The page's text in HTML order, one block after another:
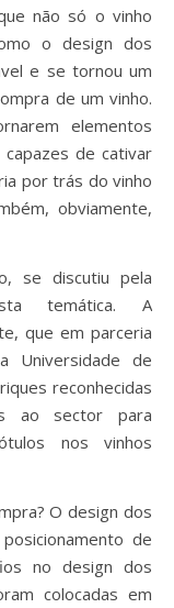
não só o vinho
o design dos
e se tornou um
de um vinho.
elementos
de cativar
por trás do vinho
obviamente,
se discutiu pela
temática. A
que em parceria
Universidade de
reconhecidas
ao sector para
nos vinhos
O design dos
de
no design dos
colocadas em